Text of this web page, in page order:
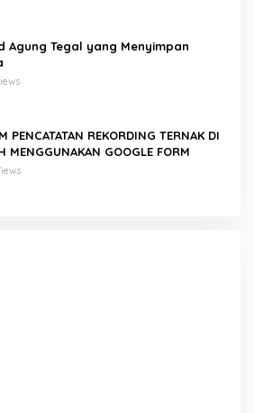
Agung Tegal yang Menyimpan
PENCATATAN REKORDING TERNAK DI
MENGGUNAKAN GOOGLE FORM